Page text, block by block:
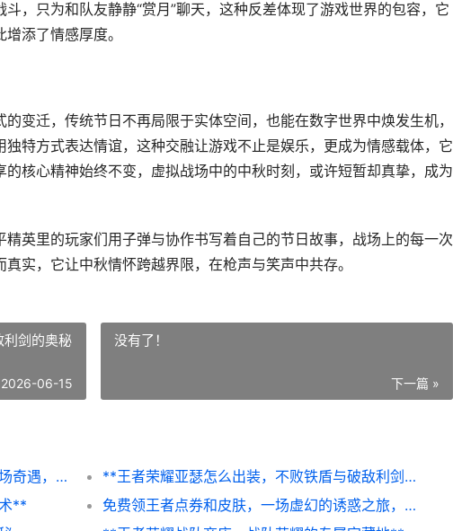
，只为和队友静静“赏月”聊天，这种反差体现了游戏世界的包容，它
添了情感厚度。
变迁，传统节日不再局限于实体空间，也能在数字世界中焕发生机，
特方式表达情谊，这种交融让游戏不止是娱乐，更成为情感载体，它
核心精神始终不变，虚拟战场中的中秋时刻，或许短暂却真挚，成为
英里的玩家们用子弹与协作书写着自己的节日故事，战场上的每一次
实，它让中秋情怀跨越界限，在枪声与笑声中共存。
剑的奥秘
2026-06-15
没有了！
下一篇 »
中秋节和平精英在哪里，月圆之夜的战场奇遇，副标题，虚拟战场中的中秋庆典
**王者荣耀亚瑟怎么出装，不败铁盾与破敌利剑的奥秘**
**
免费领王者点券和皮肤，一场虚幻的诱惑之旅，副标题，资深玩家的冷静剖析与真诚告诫